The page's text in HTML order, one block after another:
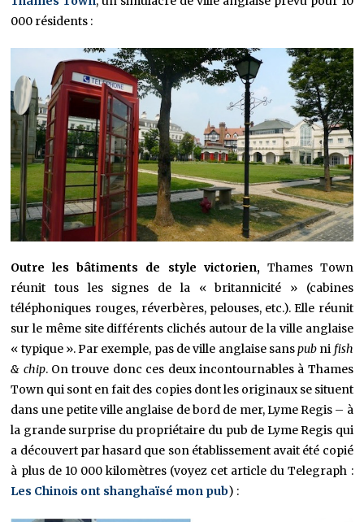
000 résidents :
Outre les bâtiments de style victorien,Thames Town
réunit tous les signes de la « britannicité » (cabines
téléphoniques rouges, réverbères, pelouses, etc.). Elle réunit
sur le même site différents clichés autour de la ville anglaise
« typique ». Par exemple, pas de ville anglaise sanspub ni fish
& chip. On trouve donc ces deux incontournables à Thames
Town qui sont en fait des copies dont les originaux se situent
dans une petite ville anglaise de bord de mer, Lyme Regis – à
la grande surprise du propriétaire du pub de Lyme Regis qui
a découvert par hasard que son établissement avait été copié
à plus de 10 000 kilomètres (voyez cet article du Telegraph :
Les Chinois ont shanghaïsé mon pub) :